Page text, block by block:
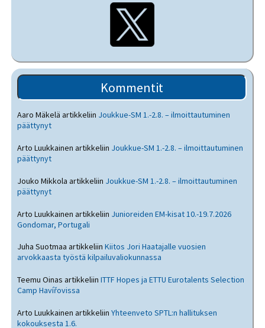
Kommentit
Aaro Mäkelä artikkeliin Joukkue-SM 1.-2.8. – ilmoittautuminen
päättynyt
Arto Luukkainen artikkeliin Joukkue-SM 1.-2.8. – ilmoittautuminen
päättynyt
Jouko Mikkola artikkeliin Joukkue-SM 1.-2.8. – ilmoittautuminen
päättynyt
Arto Luukkainen artikkeliin Junioreiden EM-kisat 10.-19.7.2026
Gondomar, Portugali
Juha Suotmaa artikkeliinKiitos Jori Haatajalle vuosien
arvokkaasta työstä kilpailuvaliokunnassa
Teemu Oinas artikkeliinITTF Hopes ja ETTU Eurotalents Selection
Camp Havířovissa
Arto Luukkainen artikkeliinYhteenveto SPTL:n hallituksen
kokouksesta 1.6.